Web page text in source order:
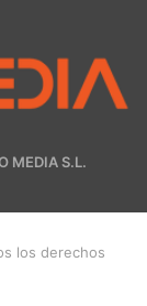
MEDIA S.L.
los derechos